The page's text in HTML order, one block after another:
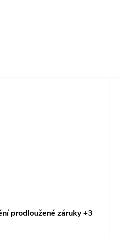
prodloužené záruky +3